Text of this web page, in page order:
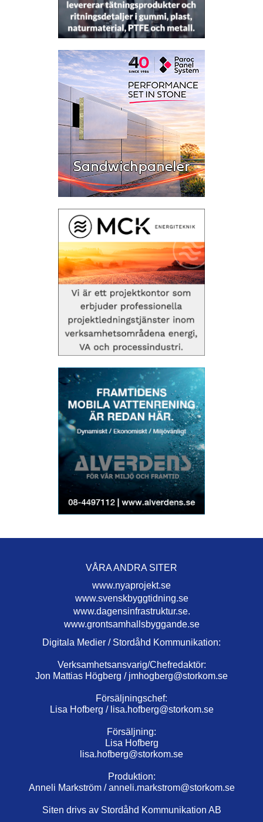
VÅRA ANDRA SITER
www.nyaprojekt.se
www.svenskbyggtidning.se
www.dagensinfrastruktur.se.
www.grontsamhallsbyggande.se
Digitala Medier / Stordåhd Kommunikation:
Verksamhetsansvarig/Chefredaktör:
Jon Mattias Högberg / jmhogberg@storkom.se
Försäljningschef:
Lisa Hofberg / lisa.hofberg@storkom.se
Försäljning:
Lisa Hofberg
lisa.hofberg@storkom.se
Produktion:
Anneli Markström /anneli.markstrom@storkom.se
Siten drivs av Stordåhd Kommunikation AB